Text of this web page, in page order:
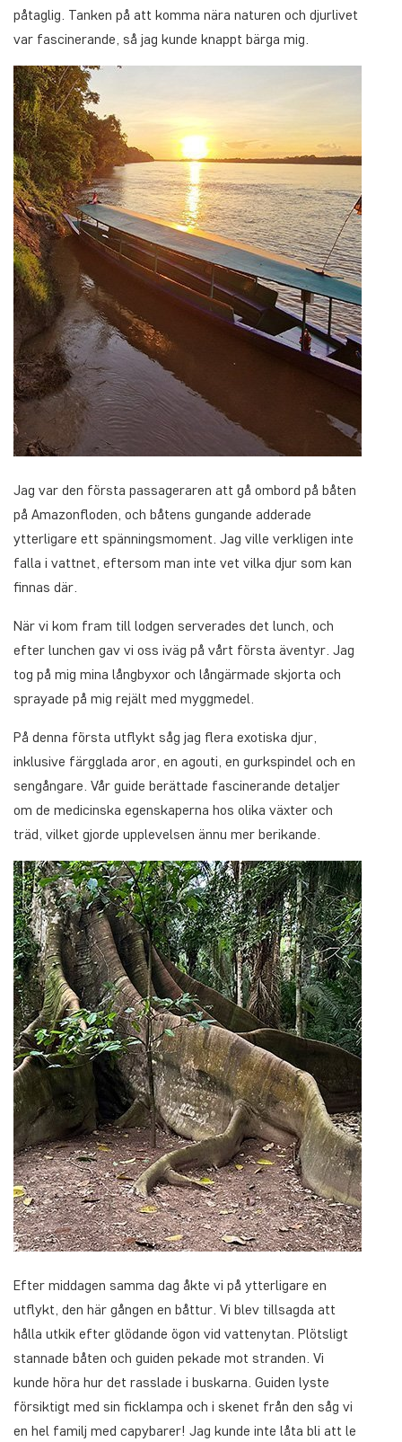
påtaglig. Tanken på att komma nära naturen och djurlivet
var fascinerande, så jag kunde knappt bärga mig.
Jag var den första passageraren att gå ombord på båten
på Amazonfloden, och båtens gungande adderade
ytterligare ett spänningsmoment. Jag ville verkligen inte
falla i vattnet, eftersom man inte vet vilka djur som kan
finnas där.
När vi kom fram till lodgen serverades det lunch, och
efter lunchen gav vi oss iväg på vårt första äventyr. Jag
tog på mig mina långbyxor och långärmade skjorta och
sprayade på mig rejält med myggmedel.
På denna första utflykt såg jag flera exotiska djur,
inklusive färgglada aror, en agouti, en gurkspindel och en
sengångare. Vår guide berättade fascinerande detaljer
om de medicinska egenskaperna hos olika växter och
träd, vilket gjorde upplevelsen ännu mer berikande.
Efter middagen samma dag åkte vi på ytterligare en
utflykt, den här gången en båttur. Vi blev tillsagda att
hålla utkik efter glödande ögon vid vattenytan. Plötsligt
stannade båten och guiden pekade mot stranden. Vi
kunde höra hur det rasslade i buskarna. Guiden lyste
försiktigt med sin ficklampa och i skenet från den såg vi
en hel familj med capybarer! Jag kunde inte låta bli att le